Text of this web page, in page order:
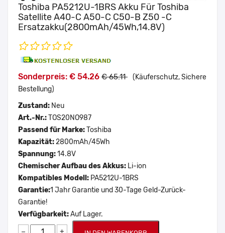
Toshiba PA5212U-1BRS Akku Für Toshiba
Satellite A40-C A50-C C50-B Z50 -C
Ersatzakku(2800mAh/45Wh,14.8V)
Sonderpreis: € 54.26 € 65.11 (Käuferschutz, Sichere
Bestellung)
Zustand: Neu
Art.-Nr.: TOS20NO987
Passend für Marke: Toshiba
Kapazität:2800mAh/45Wh
Spannung:14.8V
Chemischer Aufbau des Akkus: Li-ion
Kompatibles Modell: PA5212U-1BRS
Garantie:1 Jahr Garantie und 30-Tage Geld-Zurück-
Garantie!
Verfügbarkeit:Auf Lager.